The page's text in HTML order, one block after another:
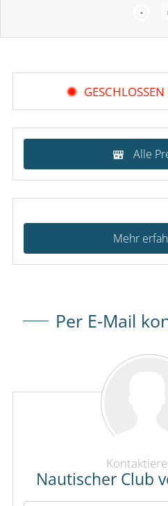
Alle
Mehr
Per E-Mail
Nautischer Club